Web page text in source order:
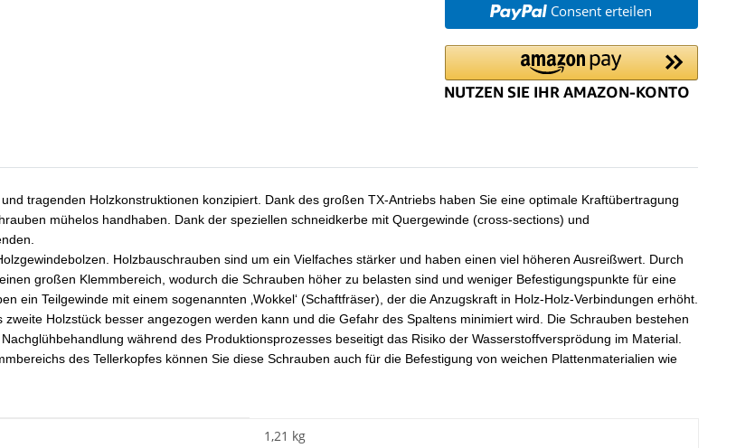
Consent erteilen
tragenden Holzkonstruktionen konzipiert. Dank des großen TX-Antriebs haben Sie eine optimale Kraftübertragung
mühelos handhaben. Dank der speziellen schneidkerbe mit Quergewinde (cross-sections) und
Holzbauschrauben sind um ein Vielfaches stärker und haben einen viel höheren Ausreißwert. Durch
großen Klemmbereich, wodurch die Schrauben höher zu belasten sind und weniger Befestigungspunkte für eine
ein Teilgewinde mit einem sogenannten ‚Wokkel‘ (Schaftfräser), der die Anzugskraft in Holz-Holz-Verbindungen erhöht.
Holzstück besser angezogen werden kann und die Gefahr des Spaltens minimiert wird. Die Schrauben bestehen
während des Produktionsprozesses beseitigt das Risiko der Wasserstoffversprödung im Material.
des Tellerkopfes können Sie diese Schrauben auch für die Befestigung von weichen Plattenmaterialien wie
1,21 kg